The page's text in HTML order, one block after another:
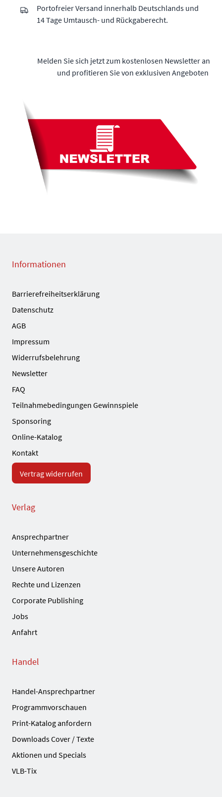
Portofreier Versand innerhalb Deutschlands und
14 Tage Umtausch- und Rückgaberecht.
Melden Sie sich jetzt zum kostenlosen Newsletter an
und profitieren Sie von exklusiven Angeboten
Informationen
Barrierefreiheitserklärung
Datenschutz
AGB
Impressum
Widerrufsbelehrung
Newsletter
FAQ
Teilnahmebedingungen Gewinnspiele
Sponsoring
Online-Katalog
Kontakt
Vertrag widerrufen
Verlag
Ansprechpartner
Unternehmensgeschichte
Unsere Autoren
Rechte und Lizenzen
Corporate Publishing
Jobs
Anfahrt
Handel
Handel-Ansprechpartner
Programmvorschauen
Print-Katalog anfordern
Downloads Cover / Texte
Aktionen und Specials
VLB-Tix